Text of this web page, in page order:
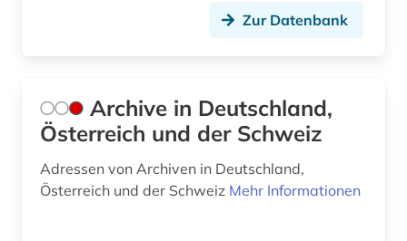
exlibris (1)
fakismile (1)
Zur Datenbank
Archive in Deutschland,
Österreich und der Schweiz
Adressen von Archiven in Deutschland,
Österreich und der Schweiz Mehr Informationen